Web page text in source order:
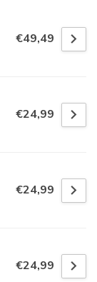
€49,49
€24,99
€24,99
€24,99